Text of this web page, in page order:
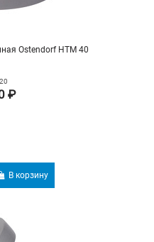
Ostendorf HTM 40
₽
В корзину